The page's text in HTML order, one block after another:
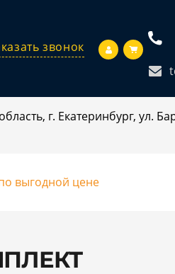
звонок
г. Екатеринбург, ул.
выгодной цене